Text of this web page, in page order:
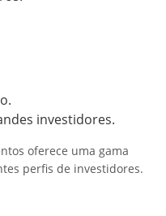
investidores.
oferece uma gama
perfis de investidores.